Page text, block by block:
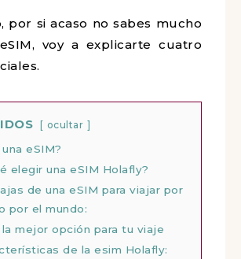
por si acaso no sabes mucho
voy a explicarte cuatro
ocultar
eSIM?
elegir una eSIM Holafly?
de una eSIM para viajar por
por el mundo:
la mejor opción para tu viaje
de la esim Holafly: